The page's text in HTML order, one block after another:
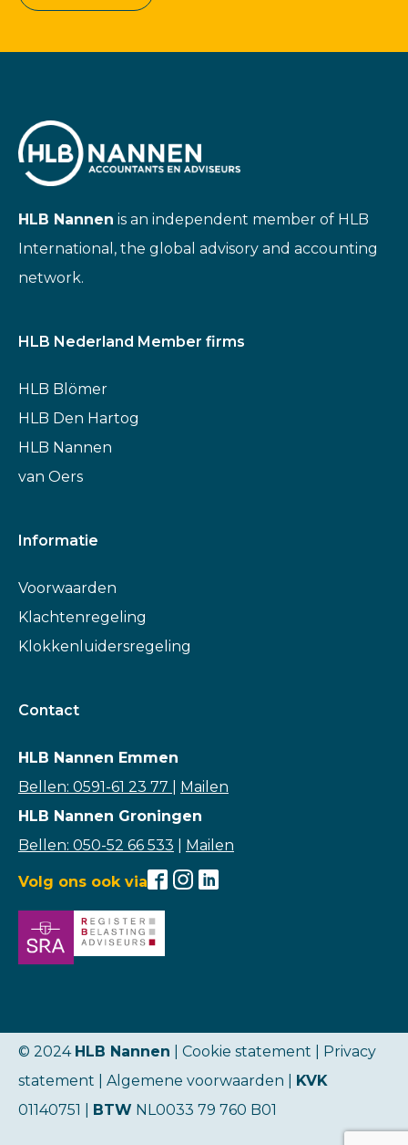
HLB Nannen is an independent member of HLB
International, the global advisory and accounting
network.
HLB Nederland Member firms
HLB Blömer
HLB Den Hartog
HLB Nannen
van Oers
Informatie
Voorwaarden
Klachtenregeling
Klokkenluidersregeling
Contact
HLB Nannen Emmen
Bellen: 0591-61 23 77
Mailen
HLB Nannen Groningen
Bellen: 050-52 66 533
Mailen
Volg ons ook via
© 2024 HLB Nannen | Cookie statement | Privacy
statement
Algemene voorwaarden
KVK
01140751 | BTW NL0033 79 760 B01